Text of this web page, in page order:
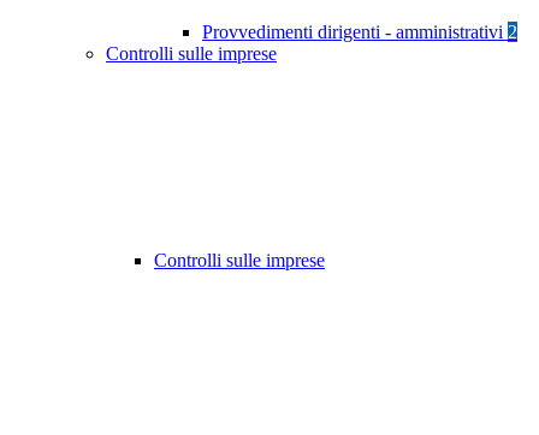
Provvedimenti dirigenti - amministrativi 2
Controlli sulle imprese
Controlli sulle imprese